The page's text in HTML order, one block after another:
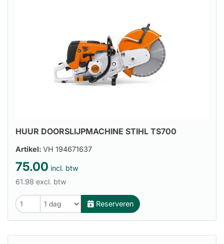
HUUR DOORSLIJPMACHINE STIHL TS700
Artikel: VH 194671637
75.00 incl. btw
61.98 excl. btw
Reserveren